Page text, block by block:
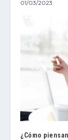
01/03/2023
¿Cómo